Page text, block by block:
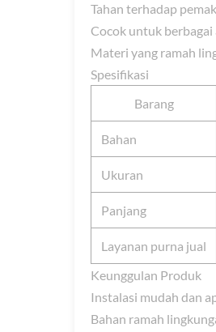
Tahan terhadap
Cocok untuk
Materi yang ramah
Spesifikasi
Barang
Bahan
Ukuran
Panjang
Layanan purna jual
Keunggulan Produk
Instalasi mudah dan
Bahan ramah